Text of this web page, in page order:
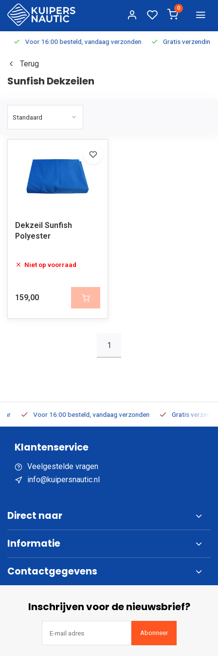
0
Voor 16:00 besteld, vandaag verzonden Gratis verzending
Terug
Sunfish Dekzeilen
Dekzeil Sunfish
Polyester
Niet op voorraad
159,00
1
Voor 16:00 besteld, vandaag verzonden Gratis verzending
Klantenservice
Veelgestelde vragen
info@kuipersnautic.nl
Direct naar
Informatie
Contactgegevens
Inschrijven voor de nieuwsbrief?
Abonneer